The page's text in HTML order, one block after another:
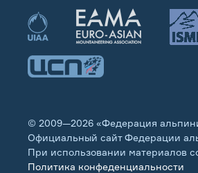
© 2009—2026 «Федерация
Официальный сайт Федерации
При использовании материалов
Политика конфеденциальности